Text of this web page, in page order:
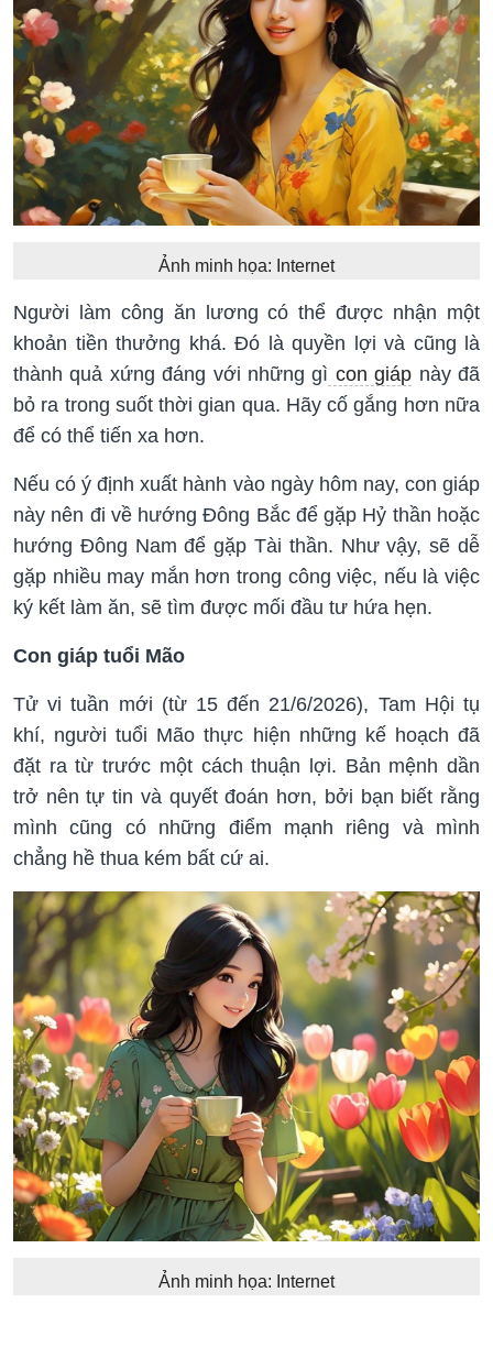
Ảnh minh họa: Internet
Người làm công ăn lương có thể được nhận một
khoản tiền thưởng khá. Đó là quyền lợi và cũng là
thành quả xứng đáng với những gì con giáp này đã
bỏ ra trong suốt thời gian qua. Hãy cố gắng hơn nữa
để có thể tiến xa hơn.
Nếu có ý định xuất hành vào ngày hôm nay, con giáp
này nên đi về hướng Đông Bắc để gặp Hỷ thần hoặc
hướng Đông Nam để gặp Tài thần. Như vậy, sẽ dễ
gặp nhiều may mắn hơn trong công việc, nếu là việc
ký kết làm ăn, sẽ tìm được mối đầu tư hứa hẹn.
Con giáp tuổi Mão
Tử vi tuần mới (từ 15 đến 21/6/2026), Tam Hội tụ
khí, người tuổi Mão thực hiện những kế hoạch đã
đặt ra từ trước một cách thuận lợi. Bản mệnh dần
trở nên tự tin và quyết đoán hơn, bởi bạn biết rằng
mình cũng có những điểm mạnh riêng và mình
chẳng hề thua kém bất cứ ai.
Ảnh minh họa: Internet